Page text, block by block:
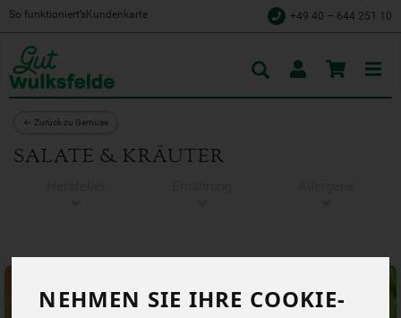
NEHMEN SIE IHRE COOKIE-
So funktioniert’s Kundenkarte +49 40 – 644 251 10
← Zurück zu Gemüse
SALATE & KRÄUTER
Toggle
cart